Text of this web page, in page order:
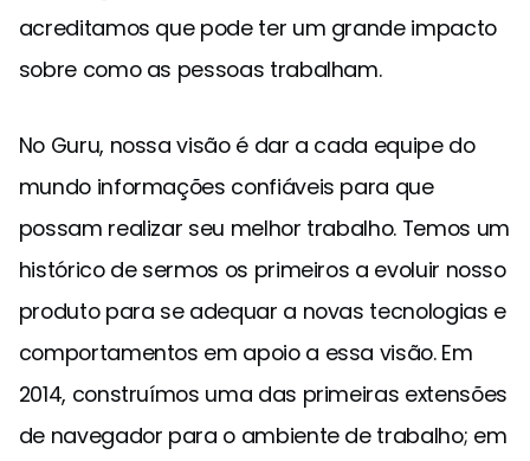
acreditamos que pode ter um grande impacto
sobre como as pessoas trabalham.
No Guru, nossa visão é dar a cada equipe do
mundo informações confiáveis para que
possam realizar seu melhor trabalho. Temos um
histórico de sermos os primeiros a evoluir nosso
produto para se adequar a novas tecnologias e
comportamentos em apoio a essa visão. Em
2014, construímos uma das primeiras extensões
de navegador para o ambiente de trabalho; em